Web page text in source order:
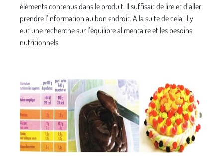
éléments contenus dans le produit. Il suffisait de lire et d’aller
prendre l’information au bon endroit. A la suite de cela, il y
eut une recherche sur l’équilibre alimentaire et les besoins
nutritionnels.